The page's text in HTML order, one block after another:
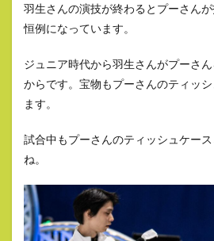
羽生さんの演技が終わるとプーさん
恒例になっています。
ジュニア時代から羽生さんがプーさ
からです。宝物もプーさんのティッ
ます。
試合中もプーさんのティッシュケー
ね。